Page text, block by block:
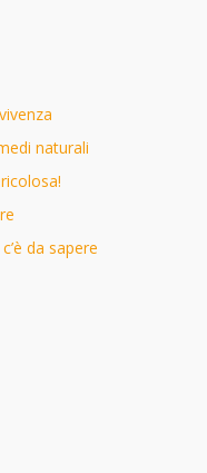
naturali
da sapere